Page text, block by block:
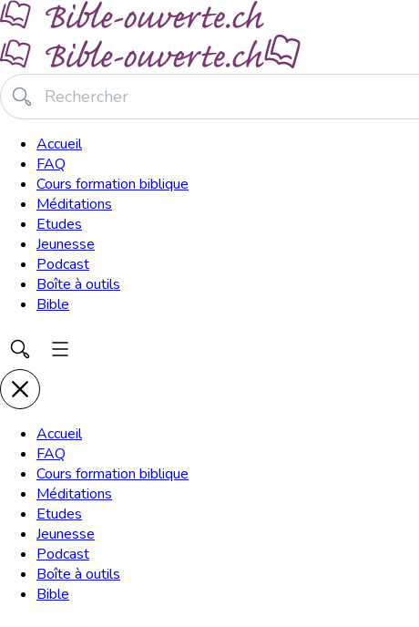
Accueil
FAQ
Cours formation biblique
Méditations
Etudes
Jeunesse
Podcast
Boîte à outils
Bible
Accueil
FAQ
Cours formation biblique
Méditations
Etudes
Jeunesse
Podcast
Boîte à outils
Bible